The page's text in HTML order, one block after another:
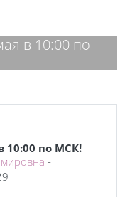
в 10:00 по
10:00 по МСК!
-